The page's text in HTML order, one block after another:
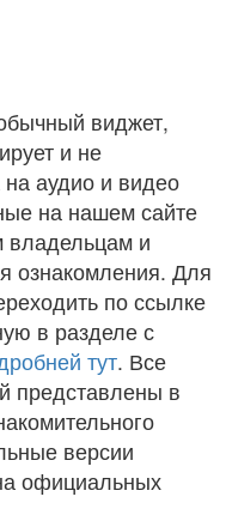
виджет,
и не
на аудио и видео
на нашем сайте
владельцам и
ознакомления. Для
по ссылке
в разделе с
тут. Все
представлены в
версии
официальных